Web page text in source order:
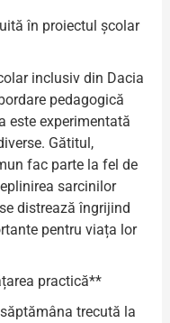
în proiectul școlar
inclusiv din Dacia
pedagogică
este experimentată
Gătitul,
fac parte la fel de
sarcinilor
distrează îngrijind
pentru viața lor
practică**
trecută la